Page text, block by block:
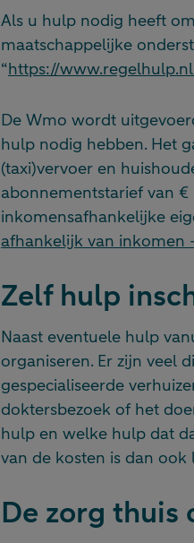
Als u hulp nodig heeft
maatschappelijke
“https://
De Wmo wordt
hulp nodig hebben. Het
(taxi)vervoer en
abonnementstarief van
inkomensafhankelijke
afhankelijk van inkomen
Zelf hulp
Naast eventuele hulp
organiseren. Er zijn veel
gespecialiseerde
doktersbezoek of het
hulp en welke hulp dat
van de kosten is dan ook
De zorg thuis